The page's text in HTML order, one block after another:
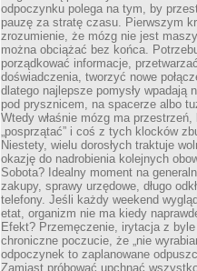
odpoczynku polega na tym, by
pauzę za stratę czasu. Pierwszym
zrozumienie, że mózg nie jest
można obciążać bez końca.
porządkować informacje, przetwarzać
doświadczenia, tworzyć nowe
dlatego najlepsze pomysły wpadają
pod prysznicem, na spacerze albo
Wtedy właśnie mózg ma przestrzeń,
„posprzątać” i coś z tych klocków
Niestety, wielu dorosłych traktuje
okazję do nadrobienia kolejnych
Sobota? Idealny moment na
zakupy, sprawy urzędowe, długo
telefony. Jeśli każdy weekend
etat, organizm nie ma kiedy
Efekt? Przemęczenie, irytacja z byle
chroniczne poczucie, że „nie
odpoczynek to zaplanowane
Zamiast próbować upchnąć